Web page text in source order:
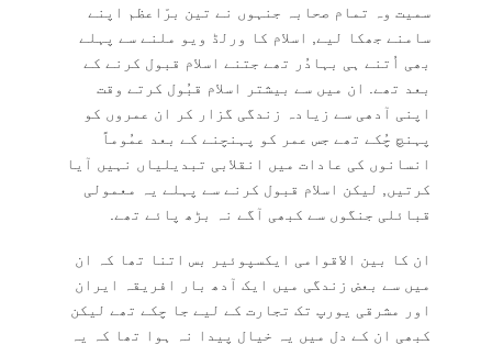
سمیت وہ تمام صحابہ جنہوں نے تین برّاعظم اپنے
سامنے جھکا لیے, اسلام کا ورلڈ ویو ملنے سے پہلے
بھی اُتنے ہی بہادُر تھے جتنے اسلام قبول کرنے کے
بعد تھے. ان میں سے بیشتر اسلام قبُول کرتے وقت
اپنی آدھی سے زیادہ زندگی گزار کر ان عمروں کو
پہنچ چُکے تھے جس عمر کو پہنچنے کے بعد عمُوماً
انسانوں کی عادات میں انقلابی تبدیلیاں نہیں آیا
کرتیں, لیکن اسلام قبول کرنے سے پہلے یہ معمولی
قبائلی جنگوں سے کبھی آگے نہ بڑھ پائے تھے.
ان کا بین الاقوامی ایکسپوئیر بس اتنا تھا کہ ان
میں سے بعض زندگی میں ایک آدھ بار افریقہ ایران
اور مشرقی یورپ تک تجارت کے لیے جا چکے تھے لیکن
کبھی ان کے دل میں یہ خیال پیدا نہ ہوا تھا کہ یہ